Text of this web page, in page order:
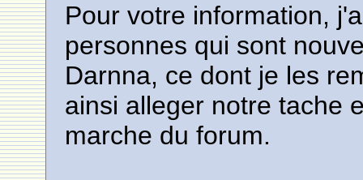
Pour votre information,
personnes qui sont
Darnna, ce dont je les
ainsi alleger notre tache
marche du forum.